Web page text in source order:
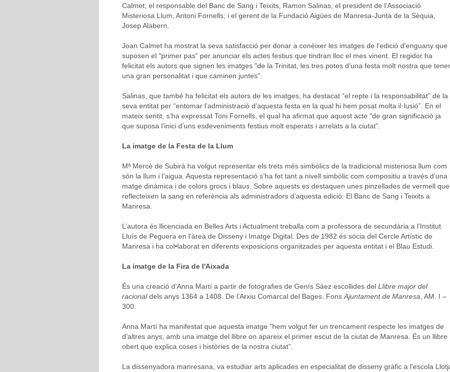
Calmet; el responsable del Banc de Sang i Teixits, Ramon Salinas; el president de l’Associació
Misteriosa Llum, Antoni Fornells; i el gerent de la Fundació Aigües de Manresa-Junta de la Sèquia,
Josep Alabern.
Joan Calmet ha mostrat la seva satisfacció per donar a conèixer les imatges de l'edició d'enguany que
suposen el "primer pas” per anunciar els actes festius que tindran lloc el mes vinent. El regidor ha
felicitat els autors que signen les imatges "de la Trinitat, les tres potes d’una festa molt nostra que
una gran personalitat i que caminen juntes".
Salinas, que també ha felicitat els autors de les imatges, ha destacat “el repte i la responsabilitat” de la
seva entitat per “entomar l’administració d’aquesta festa en la qual hi hem posat molta il·lusió”. En el
mateix sentit, s’ha expressat Toni Fornells, el qual ha afirmat que aquest acte "de gran significació ja
que suposa l’inici d’uns esdeveniments festius molt esperats i arrelats a la ciutat”.
La imatge de la Festa de la Llum
Mª Mercè de Subirà ha volgut representar els trets més simbòlics de la tradicional misteriosa llum com
són la llum i l’aigua. Aquesta representació s’ha fet tant a nivell simbòlic com compositiu a través d’una
matge dinàmica i de colors grocs i blaus. Sobre aquests es destaquen unes pinzellades de vermell que
reflecteixen la sang en referència als administradors d’aquesta edició: El Banc de Sang i Teixits a
Manresa.
L’autora és llicenciada en Belles Arts i Actualment treballa com a professora de secundària a l’Institut
Lluís de Peguera en l’àrea de Disseny i Imatge Digital. Des de 1982 és sòcia del Cercle Artístic de
Manresa i ha col•laborat en diferents exposicions organitzades per aquesta entitat i el Blau Estudi.
La imatge de la Fira de l'Aixada
És una creació d’Anna Martí a partir de fotografies de Genís Sáez escollides del Llibre major del
racionaldels anys 1364 a 1408. De l’Arxiu Comarcal del Bages. Fons Ajuntament de Manresa , AM. I –
300.
Anna Martí ha manifestat que aquesta imatge "hem volgut fer un trencament respecte les imatges de
d’altres anys, amb una imatge del llibre on apareix el primer escut de la ciutat de Manresa. És un llibre
obert que explica coses i històries de la nostra ciutat”.
La dissenyadora manresana, va estudiar arts aplicades en especialitat de disseny gràfic a l'escola